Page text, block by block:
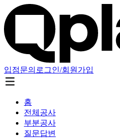
입점문의 로그인/회원가입
홈
전체공사
부분공사
질문답변